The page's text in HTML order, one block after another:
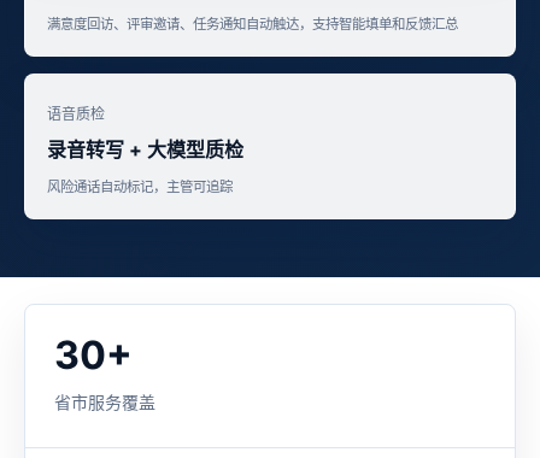
满意度回访、评审邀请、任务通知自动触达，支持智能填单和反馈汇总
语音质检
录音转写 + 大模型质检
风险通话自动标记，主管可追踪
30+
省市服务覆盖